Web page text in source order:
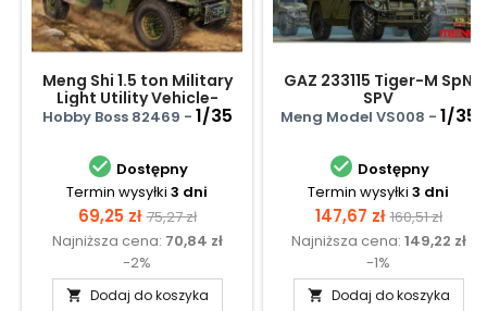
Meng Shi 1.5 ton Military
Light Utility Vehicle-
Convertible
Hobby Boss 82469 - 1/35
 Dostępny
Termin wysyłki 3 dni
Cena
69,25 zł Cena
podstawowa
75,27 zł
Najniższa cena: 70,84 zł
-2%
 Dodaj do koszyka
GAZ 233115 Tiger-M SpN
SPV
Meng Model VS008 - 1/35
 Dostępny
Termin wysyłki 3 dni
Cena
147,67 zł Cena
160,51 zł
Najniższa cena: 149,22 zł
-1%
 Dodaj do koszyka